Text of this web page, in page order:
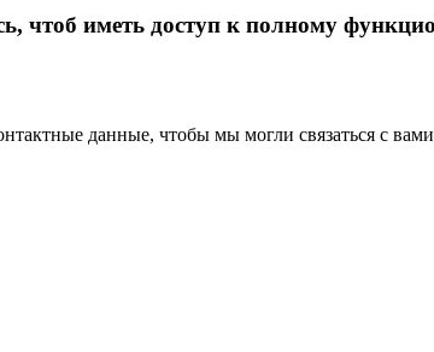
чтоб иметь доступ к полному
данные, чтобы мы могли связаться с